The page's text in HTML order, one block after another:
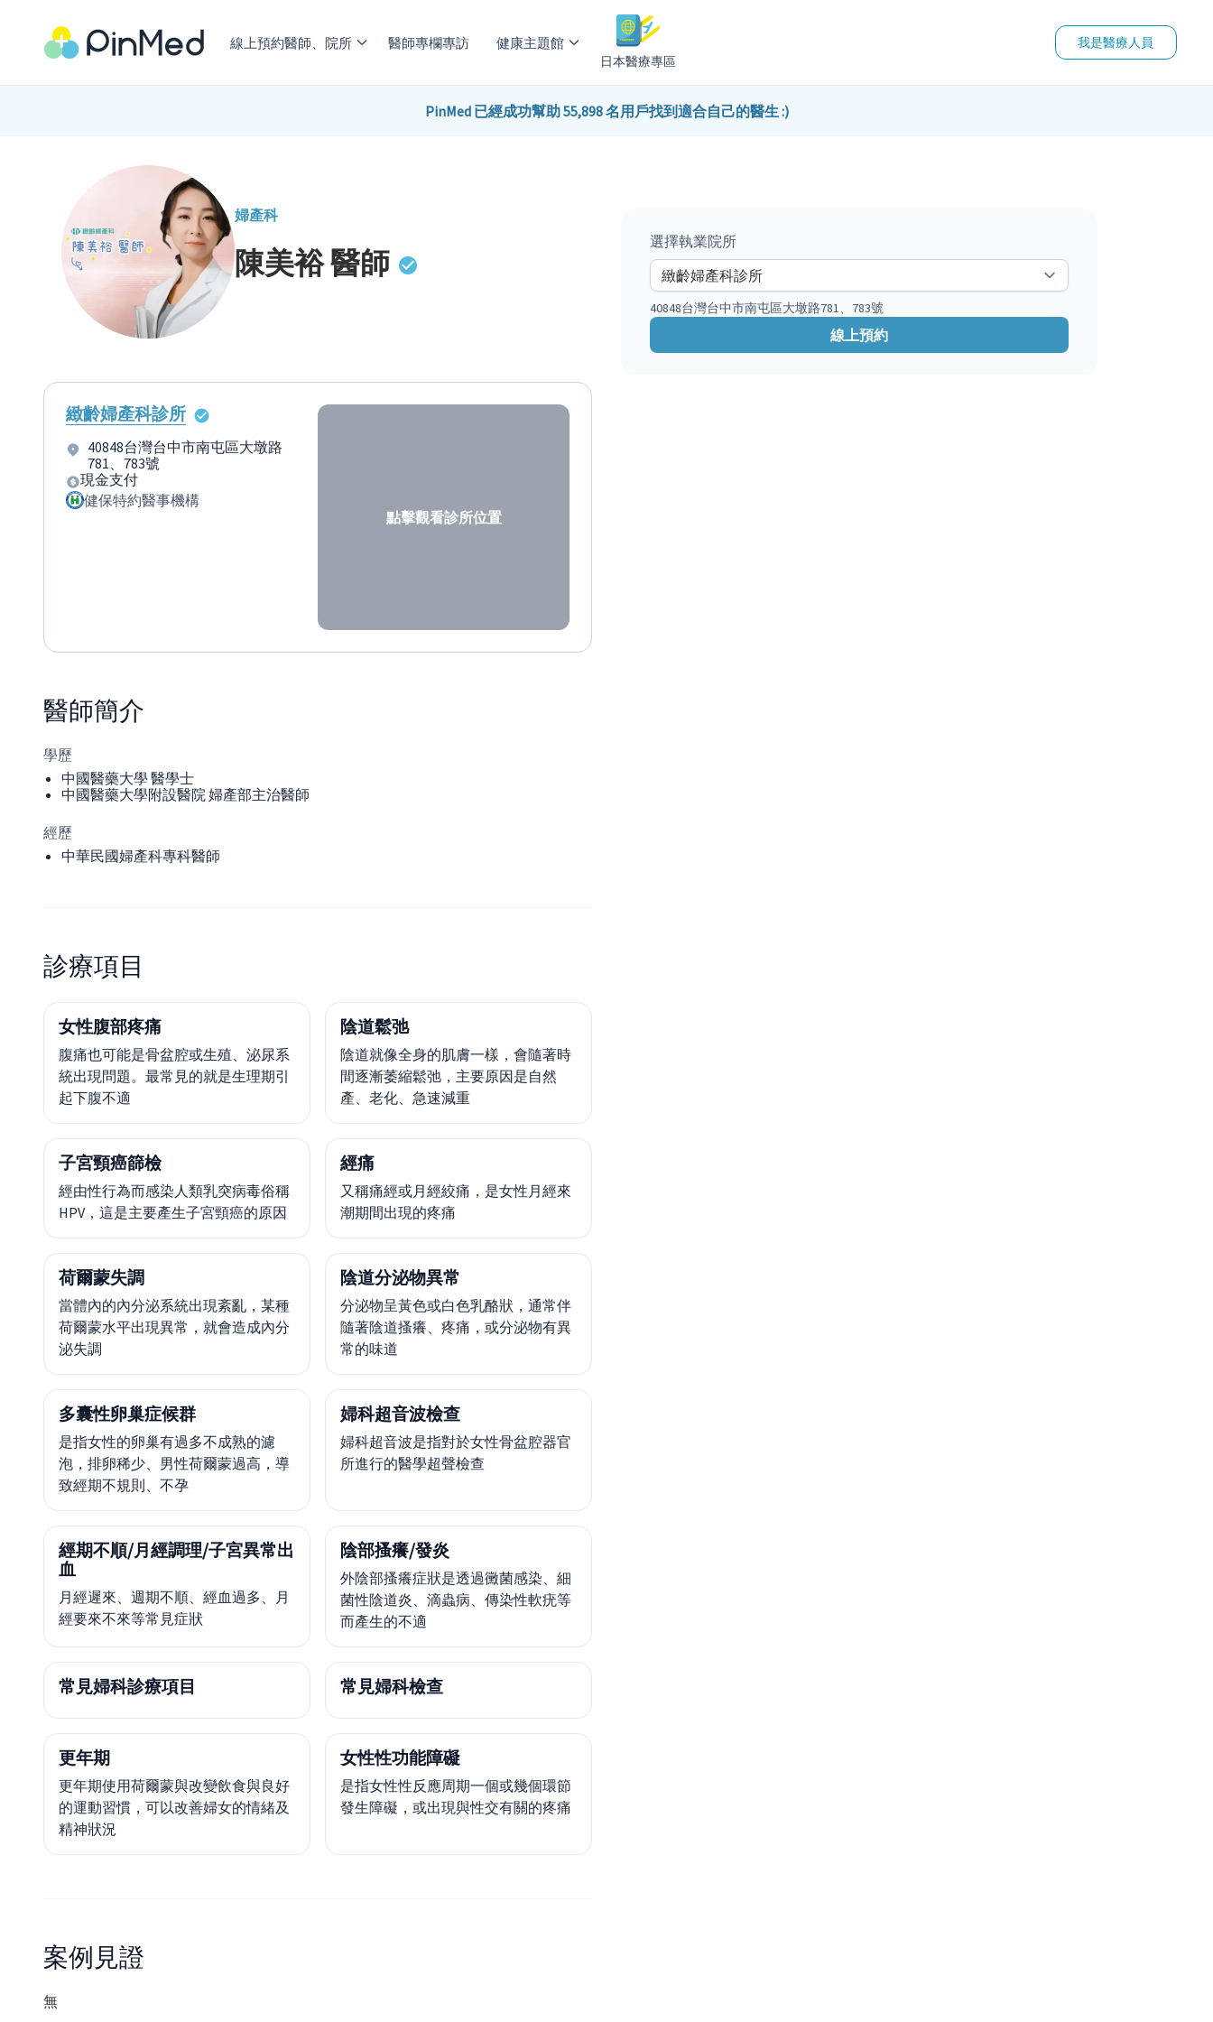
線上預約醫師、院所 醫師專欄專訪 健康主題館
日本醫療專區
我是醫療人員
PinMed 已經成功幫助 55,898 名用戶找到適合自己的醫生 :)
婦產科
陳美裕醫師
緻齡婦產科診所
40848台灣台中市南屯區大墩路
781、783號
現金支付
健保特約醫事機構
點擊觀看診所位置
醫師簡介
學歷
中國醫藥大學 醫學士
中國醫藥大學附設醫院 婦產部主治醫師
經歷
中華民國婦產科專科醫師
診療項目
女性腹部疼痛
腹痛也可能是骨盆腔或生殖、泌尿系
統出現問題。最常見的就是生理期引
起下腹不適
陰道鬆弛
陰道就像全身的肌膚一樣，會隨著時
間逐漸萎縮鬆弛，主要原因是自然
產、老化、急速減重
子宮頸癌篩檢
經由性行為而感染人類乳突病毒俗稱
HPV，這是主要產生子宮頸癌的原因
經痛
又稱痛經或月經絞痛，是女性月經來
潮期間出現的疼痛
荷爾蒙失調
當體內的內分泌系統出現紊亂，某種
荷爾蒙水平出現異常，就會造成內分
泌失調
陰道分泌物異常
分泌物呈黃色或白色乳酪狀，通常伴
隨著陰道搔癢、疼痛，或分泌物有異
常的味道
多囊性卵巢症候群
是指女性的卵巢有過多不成熟的濾
泡，排卵稀少、男性荷爾蒙過高，導
致經期不規則、不孕
婦科超音波檢查
婦科超音波是指對於女性骨盆腔器官
所進行的醫學超聲檢查
經期不順/月經調理/子宮異常出
血
月經遲來、週期不順、經血過多、月
經要來不來等常見症狀
陰部搔癢/發炎
外陰部搔癢症狀是透過黴菌感染、細
菌性陰道炎、滴蟲病、傳染性軟疣等
而產生的不適
常見婦科診療項目 常見婦科檢查
更年期
更年期使用荷爾蒙與改變飲食與良好
的運動習慣，可以改善婦女的情緒及
精神狀況
女性性功能障礙
是指女性性反應周期一個或幾個環節
發生障礙，或出現與性交有關的疼痛
案例見證
無
選擇執業院所
40848台灣台中市南屯區大墩路781、783號
線上預約